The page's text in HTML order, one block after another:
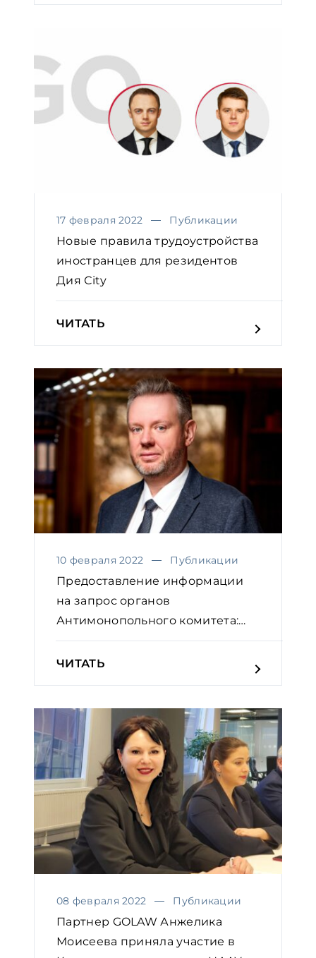
17 февраля 2022 Публикации
Новые правила трудоустройства
иностранцев для резидентов
Дия Сity
ЧИТАТЬ
10 февраля 2022 Публикации
Предоставление информации
на запрос органов
Антимонопольного комитета:
практичес...
ЧИТАТЬ
08 февраля 2022 Публикации
Партнер GOLAW Анжелика
Моисеева приняла участие в